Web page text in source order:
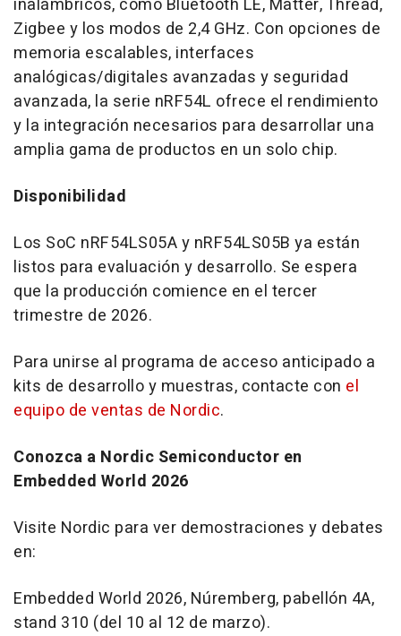
inalámbricos, como Bluetooth LE, Matter, Thread,
Zigbee y los modos de 2,4 GHz. Con opciones de
memoria escalables, interfaces
analógicas/digitales avanzadas y seguridad
avanzada, la serie nRF54L ofrece el rendimiento
y la integración necesarios para desarrollar una
amplia gama de productos en un solo chip.
Disponibilidad
Los SoC nRF54LS05A y nRF54LS05B ya están
listos para evaluación y desarrollo. Se espera
que la producción comience en el tercer
trimestre de 2026.
Para unirse al programa de acceso anticipado a
kits de desarrollo y muestras, contacte con el
equipo de ventas de Nordic.
Conozca a Nordic Semiconductor en
Embedded World 2026
Visite Nordic para ver demostraciones y debates
en:
Embedded World 2026, Núremberg, pabellón 4A,
stand 310 (del 10 al 12 de marzo).